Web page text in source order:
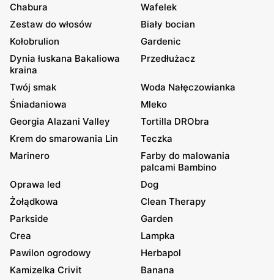
Chabura
Wafelek
Zestaw do włosów
Biały bocian
Kołobrulion
Gardenic
Dynia łuskana Bakaliowa
kraina
Przedłużacz
Twój smak
Woda Nałęczowianka
Śniadaniowa
Mleko
Georgia Alazani Valley
Tortilla DRObra
Krem do smarowania Lin
Teczka
Marinero
Farby do malowania
palcami Bambino
Oprawa led
Dog
Żołądkowa
Clean Therapy
Parkside
Garden
Crea
Lampka
Pawilon ogrodowy
Herbapol
Kamizelka Crivit
Banana